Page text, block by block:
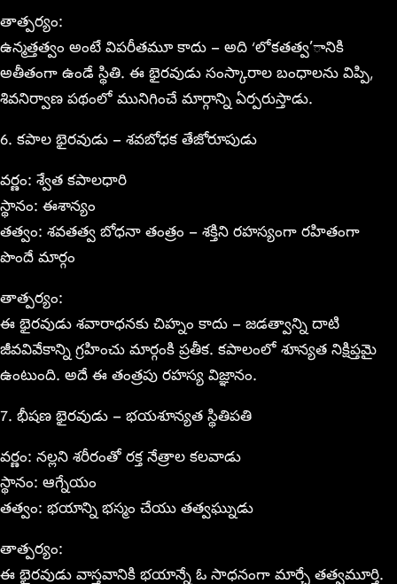
తాత్పర్యం:
ఉన్మత్తత్వం అంటే విపరీతమూ కాదు – అది ‘లోకతత్వ’ానికి
అతీతంగా ఉండే స్థితి. ఈ భైరవుడు సంస్కారాల బంధాలను విప్పి,
శివనిర్వాణ పథంలో మునిగించే మార్గాన్ని ఏర్పరుస్తాడు.
6. కపాల భైరవుడు – శవబోధక తేజోరూపుడు
వర్ణం: శ్వేత కపాలధారి
స్థానం: ఈశాన్యం
తత్వం: శవతత్వ బోధనా తంత్రం – శక్తిని రహస్యంగా రహితంగా
పొందే మార్గం
తాత్పర్యం:
ఈ భైరవుడు శవారాధనకు చిహ్నం కాదు – జడత్వాన్ని దాటి
జీవవివేకాన్ని గ్రహించు మార్గంకి ప్రతీక. కపాలంలో శూన్యత నిక్షిప్తమై
ఉంటుంది. అదే ఈ తంత్రపు రహస్య విజ్ఞానం.
7. భీషణ భైరవుడు – భయశూన్యత స్థితిపతి
వర్ణం: నల్లని శరీరంతో రక్త నేత్రాల కలవాడు
స్థానం: ఆగ్నేయం
తత్వం: భయాన్ని భస్మం చేయు తత్వఘ్నుడు
తాత్పర్యం:
ఈ భైరవుడు వాస్తవానికి భయాన్నే ఓ సాధనంగా మార్చే తత్వమూర్తి.